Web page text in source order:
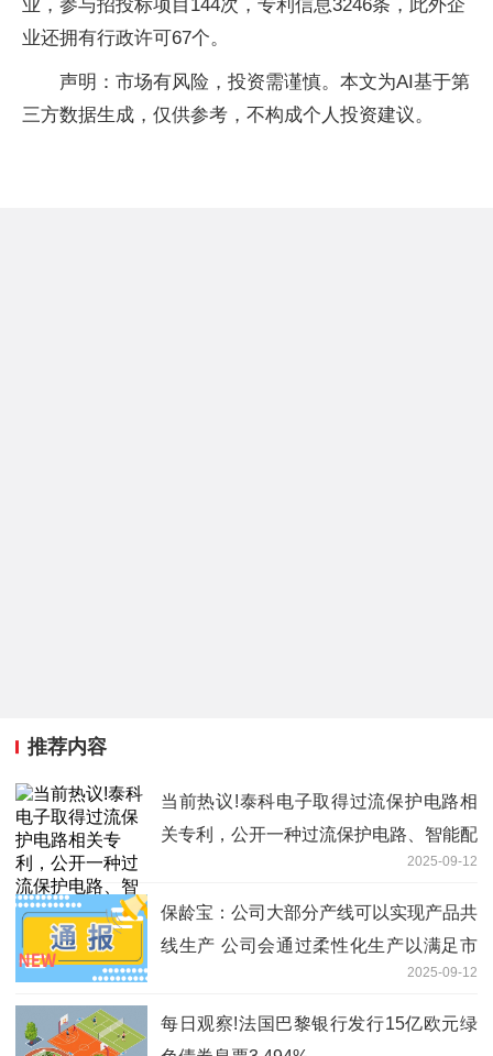
业，参与招投标项目144次，专利信息3246条，此外企
业还拥有行政许可67个。
声明：市场有风险，投资需谨慎。本文为AI基于第
三方数据生成，仅供参考，不构成个人投资建议。
推荐内容
当前热议!泰科电子取得过流保护电路相
关专利，公开一种过流保护电路、智能配
2025-09-12
保龄宝：公司大部分产线可以实现产品共
线生产 公司会通过柔性化生产以满足市
2025-09-12
每日观察!法国巴黎银行发行15亿欧元绿